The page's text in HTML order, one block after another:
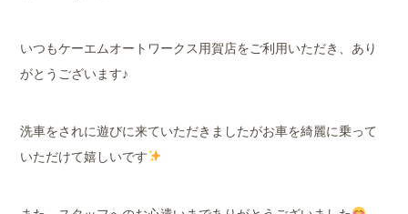
いつもケーエムオートワークス用賀店をご利用いただき、あり
がとうございます♪
洗車をされに遊びに来ていただきましたがお車を綺麗に乗って
いただけて嬉しいです